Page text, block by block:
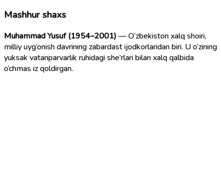
Mashhur shaxs
Muhammad Yusuf (1954–2001) — O‘zbekiston xalq shoiri,
milliy uyg‘onish davrining zabardast ijodkorlaridan biri. U o‘zining
yuksak vatanparvarlik ruhidagi she’rlari bilan xalq qalbida
o‘chmas iz qoldirgan.